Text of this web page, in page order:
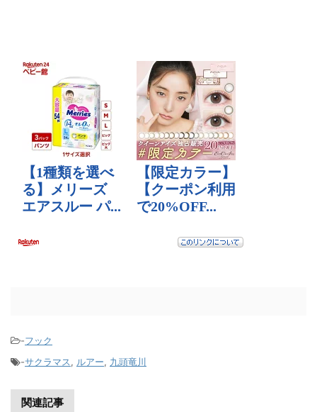
-フック
-サクラマス, ルアー, 九頭竜川
関連記事